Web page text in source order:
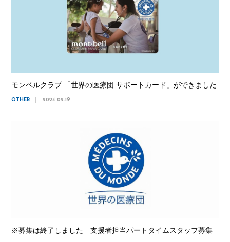
モンベルクラブ 「世界の医療団 サポートカード」ができました
OTHER 2024.02.19
※募集は終了しました 支援者担当パートタイムスタッフ募集